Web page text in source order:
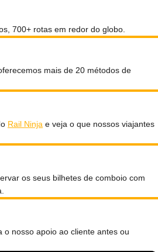
700+ rotas em redor do globo.
mais de 20 métodos de
Rail Ninja e veja o que nossos viajantes
os seus bilhetes de comboio com
o nosso apoio ao cliente antes ou